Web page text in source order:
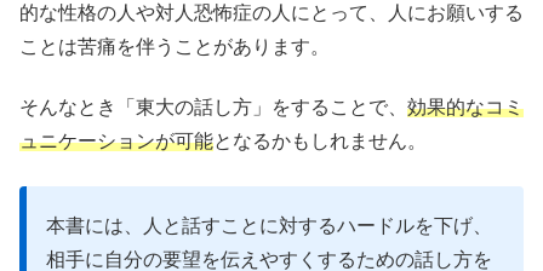
的な性格の人や対人恐怖症の人にとって、人にお願いする
ことは苦痛を伴うことがあります。
そんなとき「東大の話し方」をすることで、 効果的なコミ
ュニケーションが可能となるかもしれません。
本書には、人と話すことに対するハードルを下げ、
相手に自分の要望を伝えやすくするための話し方を